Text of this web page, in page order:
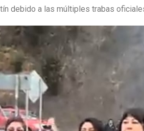
debido a las múltiples trabas